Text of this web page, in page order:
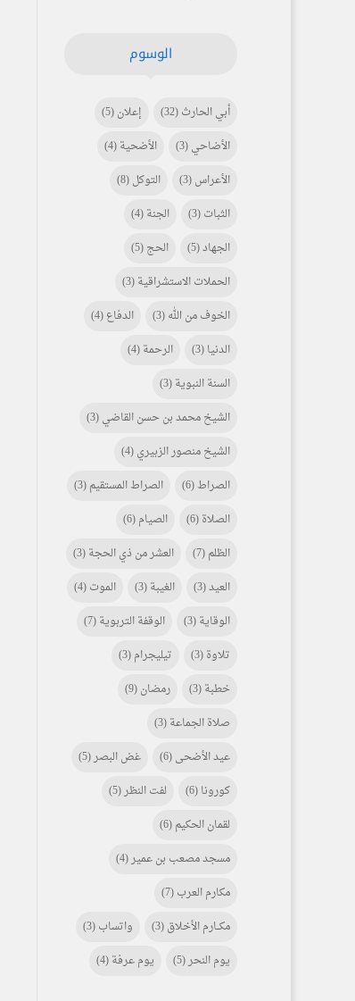
الوسوم
أبي الحارث(32) إعلان(5)
الأضاحي(3) الأضحية(4)
الأعراس(3) التوكل(8)
الثبات(3) الجنة(4)
الجهاد(5) الحج(5)
الحملات الاستشراقية(3)
الخوف من الله(3) الدفاع(4)
الدنيا(3) الرحمة(4)
السنة النبوية(3)
الشيخ محمد بن حسن القاضي(3)
الشيخ منصور الزبيري(4)
الصراط(6) الصراط المستقيم(3)
الصلاة(6) الصيام(6)
الظلم(7) العشر من ذي الحجة(3)
العيد(3) الغيبة(3) الموت(4)
الوقاية(3) الوقفة التربوية(7)
تلاوة(3) تيليجرام(3)
خطبة(3) رمضان(9)
صلاة الجماعة(3)
عيد الأضحى(6) غض البصر(5)
كورونا(6) لفت النظر(5)
لقمان الحكيم(6)
مسجد مصعب بن عمير(4)
مكارم العرب(7)
مكـــارم الأخلاق(3) واتساب(3)
يوم النحر(5) يوم عرفة(4)